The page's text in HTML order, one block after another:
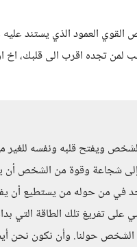
العمود الذي يستند عليه
لمن تجده اقرب الى قلبك، اخ
ويفتح قلبه ونفسه للغير
إلى شجاعة وقوة من الشخص
في من حوله من يستطيع
تفريغ تلك الطاقة التي
الشخص حولنا. وأن نكون نحن